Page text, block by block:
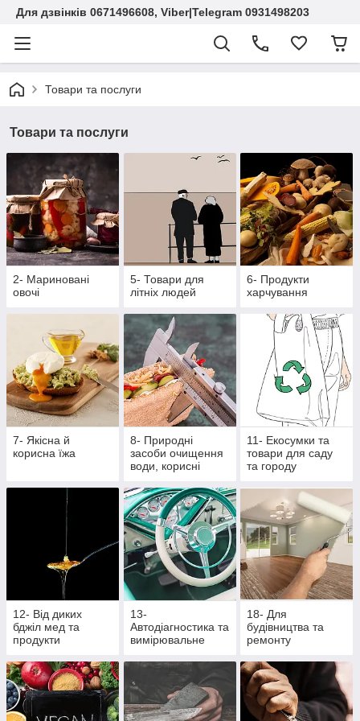
Для дзвінків 0671496608, Viber|Telegram 0931498203
Товари та послуги
Товари та послуги
2- Мариновані
овочі
5- Товари для
літніх людей
6- Продукти
харчування
7- Якісна й
корисна їжа
8- Природні
засоби очищення
води, корисні
11- Екосумки та
товари для саду
та городу
12- Від диких
бджіл мед та
продукти
13-
Автодіагностика та
вимірювальне
18- Для
будівництва та
ремонту